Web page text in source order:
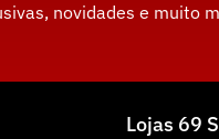
novidades e muito
Lojas 69